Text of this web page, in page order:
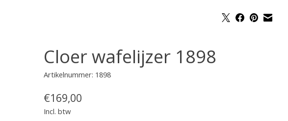
Cloer wafelijzer 1898
Artikelnummer: 1898
€169,00
Incl. btw